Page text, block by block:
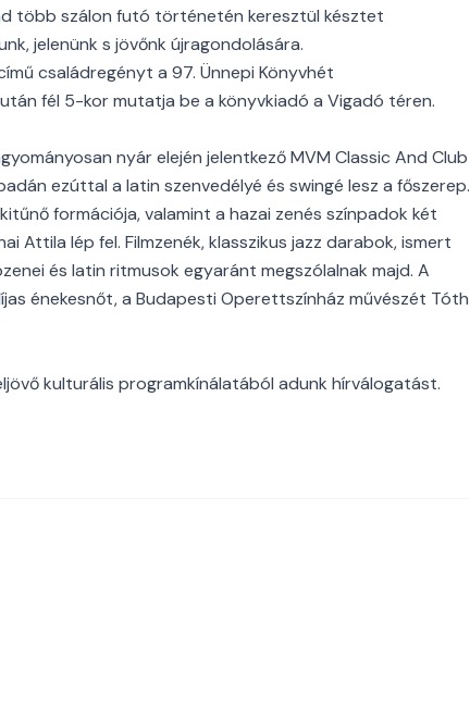
több szálon futó történetén keresztül késztet
jelenünk s jövőnk újragondolására.
családregényt a 97. Ünnepi Könyvhét
fél 5-kor mutatja be a könyvkiadó a Vigadó téren.
nyár elején jelentkező MVM Classic And Club
ezúttal a latin szenvedélyé és swingé lesz a főszerep.
formációja, valamint a hazai zenés színpadok két
Attila lép fel. Filmzenék, klasszikus jazz darabok, ismert
és latin ritmusok egyaránt megszólalnak majd. A
énekesnőt, a Budapesti Operettszínház művészét Tóth
kulturális programkínálatából adunk hírválogatást.